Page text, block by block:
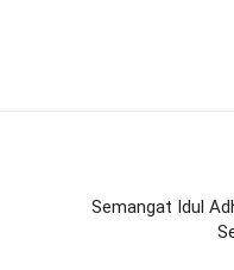
Semangat Idul